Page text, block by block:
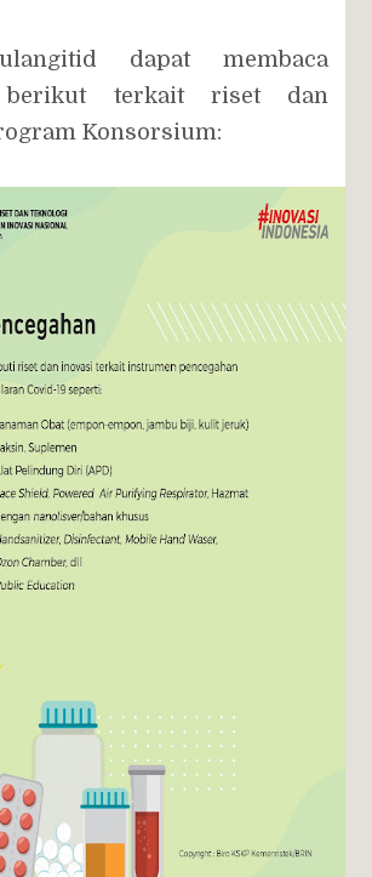
dapat membaca
berikut terkait riset dan
Konsorsium: